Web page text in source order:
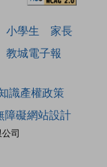
小學生
家長
教城電子報
司
識產權政策
障礙網站設計